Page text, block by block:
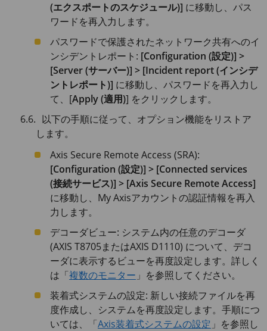
(エクスポートのスケジュール)] に移動し、パス
ワードを再入力します。
パスワードで保護されたネットワーク共有へのイ
ンシデントレポート: [Configuration (設定)] >
[Server (サーバー)] > [Incident report (インシデ
ントレポート)] に移動し、パスワードを再入力し
て、[Apply (適用)] をクリックします。
以下の手順に従って、オプション機能をリストア
します。
Axis Secure Remote Access (SRA):
[Configuration (設定)] > [Connected services
(接続サービス)] > [Axis Secure Remote Access]
に移動し、My Axisアカウントの認証情報を再入
力します。
デコーダビュー: システム内の任意のデコーダ
(AXIS T8705またはAXIS D1110) について、デコ
ーダに表示するビューを再度設定します。詳しく
は「複数のモニター 」を参照してください。
装着式システムの設定: 新しい接続ファイルを再
度作成し、システムを再度設定します。手順につ
いては、「Axis装着式システムの設定 」を参照し